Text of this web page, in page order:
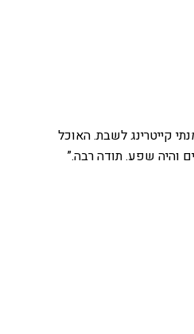
קייטרינג לשבת. האוכל
והיה שפע. תודה רבה.”